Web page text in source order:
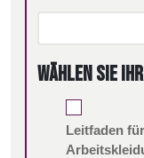
Wählen Sie
Leitfaden für